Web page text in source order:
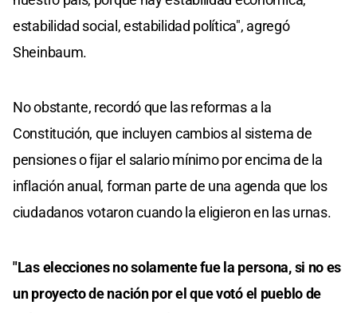
estabilidad social, estabilidad política", agregó
Sheinbaum.
No obstante, recordó que las reformas a la
Constitución, que incluyen cambios al sistema de
pensiones o fijar el salario mínimo por encima de la
inflación anual, forman parte de una agenda que los
ciudadanos votaron cuando la eligieron en las urnas.
"Las elecciones no solamente fue la persona, si no es
un proyecto de nación por el que votó el pueblo de